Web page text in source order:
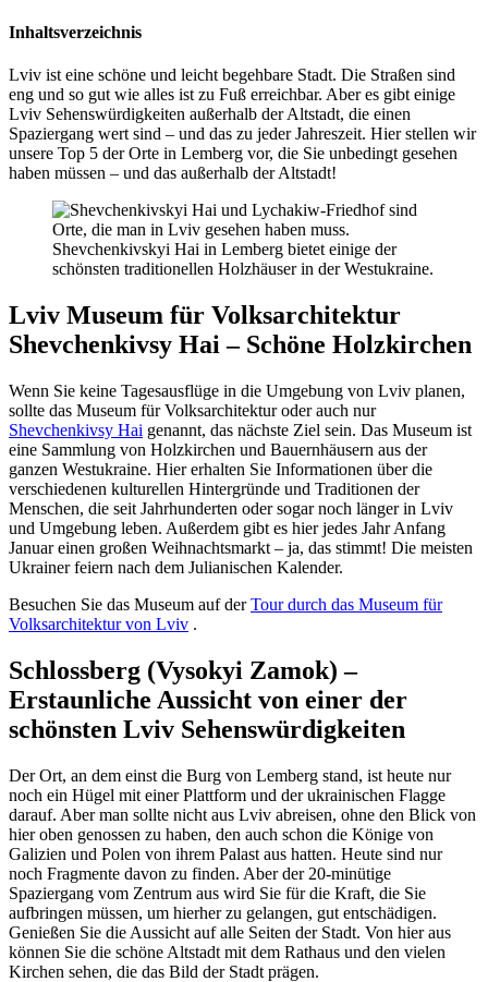
Inhaltsverzeichnis
Lviv ist eine schöne und leicht begehbare Stadt. Die Straßen sind
eng und so gut wie alles ist zu Fuß erreichbar. Aber es gibt einige
Lviv Sehenswürdigkeiten außerhalb der Altstadt, die einen
Spaziergang wert sind – und das zu jeder Jahreszeit. Hier stellen wir
unsere Top 5 der Orte in Lemberg vor, die Sie unbedingt gesehen
haben müssen – und das außerhalb der Altstadt!
Shevchenkivskyi Hai in Lemberg bietet einige der
schönsten traditionellen Holzhäuser in der Westukraine.
Lviv Museum für Volksarchitektur
Shevchenkivsy Hai – Schöne Holzkirchen
Wenn Sie keine Tagesausflüge in die Umgebung von Lviv planen,
sollte das Museum für Volksarchitektur oder auch nur
Shevchenkivsy Hai genannt, das nächste Ziel sein. Das Museum ist
eine Sammlung von Holzkirchen und Bauernhäusern aus der
ganzen Westukraine. Hier erhalten Sie Informationen über die
verschiedenen kulturellen Hintergründe und Traditionen der
Menschen, die seit Jahrhunderten oder sogar noch länger in Lviv
und Umgebung leben. Außerdem gibt es hier jedes Jahr Anfang
Januar einen großen Weihnachtsmarkt – ja, das stimmt! Die meisten
Ukrainer feiern nach dem Julianischen Kalender.
Besuchen Sie das Museum auf derTour durch das Museum für
Volksarchitektur von Lviv .
Schlossberg (Vysokyi Zamok) –
Erstaunliche Aussicht von einer der
schönsten Lviv Sehenswürdigkeiten
Der Ort, an dem einst die Burg von Lemberg stand, ist heute nur
noch ein Hügel mit einer Plattform und der ukrainischen Flagge
darauf. Aber man sollte nicht aus Lviv abreisen, ohne den Blick von
hier oben genossen zu haben, den auch schon die Könige von
Galizien und Polen von ihrem Palast aus hatten. Heute sind nur
noch Fragmente davon zu finden. Aber der 20-minütige
Spaziergang vom Zentrum aus wird Sie für die Kraft, die Sie
aufbringen müssen, um hierher zu gelangen, gut entschädigen.
Genießen Sie die Aussicht auf alle Seiten der Stadt. Von hier aus
können Sie die schöne Altstadt mit dem Rathaus und den vielen
Kirchen sehen, die das Bild der Stadt prägen.